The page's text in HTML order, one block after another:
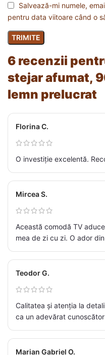
6 recenzii
stejar afumat,
lemn prelucrat
Florina C.
O investiție excelentă.
Mircea S.
Această comodă TV
mea de zi cu zi. O ador
Teodor G.
Calitatea și atenția la
ca un adevărat
Marian Gabriel O.
Salvează-mi numele,
pentru data viitoare când o